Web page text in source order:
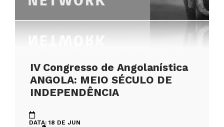
IV Congresso de Angolanística
ANGOLA: MEIO SÉCULO DE
INDEPENDÊNCIA
DATA: 18 DE JUN